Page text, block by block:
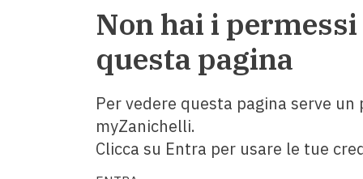
Non hai i
questa pagina
Per vedere questa pagina serve un
myZanichelli.
Clicca su Entra per usare le tue